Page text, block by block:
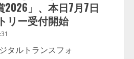
2026」、本日7月7日
リー受付開始
タルトランスフォ
ム「TAIZA」および新サービ
関する記者発表会を開催
2026/08/07/17:53:45